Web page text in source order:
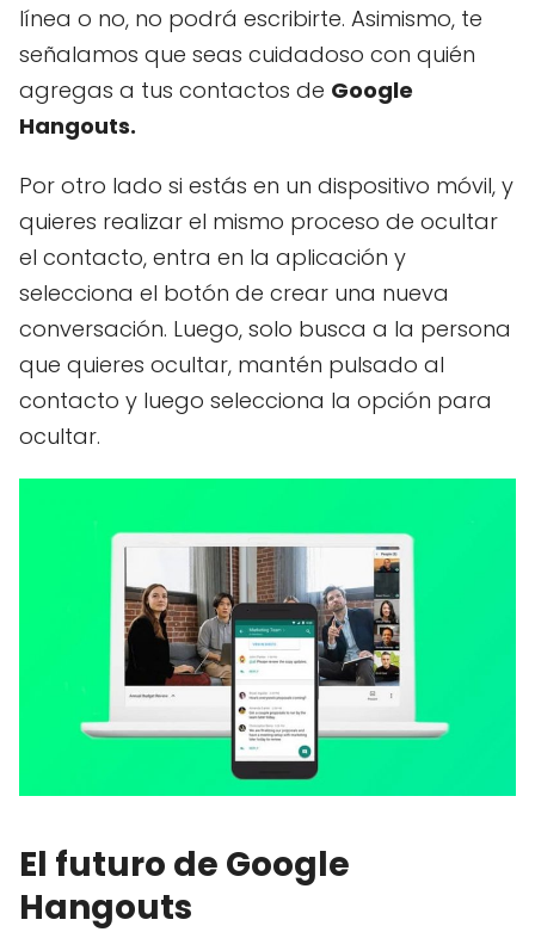
línea o no, no podrá escribirte. Asimismo, te
señalamos que seas cuidadoso con quién
agregas a tus contactos de Google
Hangouts.
Por otro lado si estás en un dispositivo móvil, y
quieres realizar el mismo proceso de ocultar
el contacto, entra en la aplicación y
selecciona el botón de crear una nueva
conversación. Luego, solo busca a la persona
que quieres ocultar, mantén pulsado al
contacto y luego selecciona la opción para
ocultar.
El futuro de Google
Hangouts